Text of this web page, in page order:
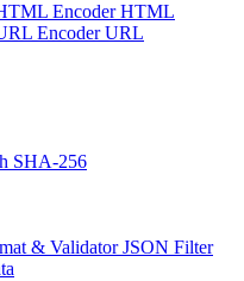
Encoder HTML
Encoder URL
SHA-256
& Validator JSON Filter